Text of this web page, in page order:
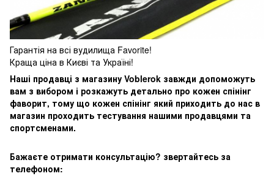
Гарантія на всі вудилища Favorite!
Краща ціна в Києві та Україні!
Наші продавці з магазину Voblerok завжди допоможуть
вам з вибором і розкажуть детально про кожен спінінг
фаворит, тому що кожен спінінг який приходить до нас в
магазин проходить тестування нашими продавцями та
спортсменами.
Бажаєте отримати консультацію? звертайтесь за
телефоном: